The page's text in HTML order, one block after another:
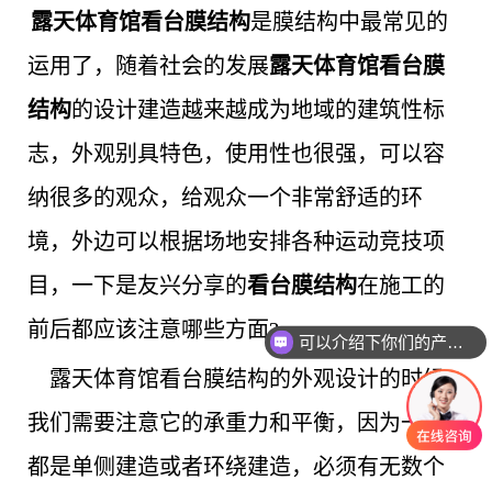
露天体育馆看台膜结构是膜结构中最常见的
运用了，随着社会的发展露天体育馆看台膜
结构的设计建造越来越成为地域的建筑性标
志，外观别具特色，使用性也很强，可以容
纳很多的观众，给观众一个非常舒适的环
境，外边可以根据场地安排各种运动竞技项
目，一下是友兴分享的看台膜结构在施工的
前后都应该注意哪些方面?
露天体育馆看台膜结构的外观设计的时候
我们需要注意它的承重力和平衡，因为一般
都是单侧建造或者环绕建造，必须有无数个
可以介绍下你们的产品么